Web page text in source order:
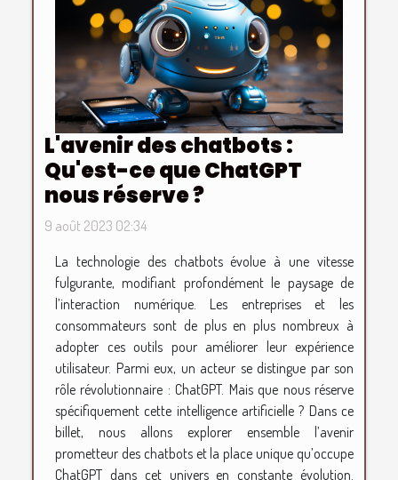
L'avenir des chatbots :
Qu'est-ce que ChatGPT
nous réserve ?
9 août 2023 02:34
La technologie des chatbots évolue à une vitesse
fulgurante, modifiant profondément le paysage de
l’interaction numérique. Les entreprises et les
consommateurs sont de plus en plus nombreux à
adopter ces outils pour améliorer leur expérience
utilisateur. Parmi eux, un acteur se distingue par son
rôle révolutionnaire : ChatGPT. Mais que nous réserve
spécifiquement cette intelligence artificielle ? Dans ce
billet, nous allons explorer ensemble l’avenir
prometteur des chatbots et la place unique qu’occupe
ChatGPT dans cet univers en constante évolution.